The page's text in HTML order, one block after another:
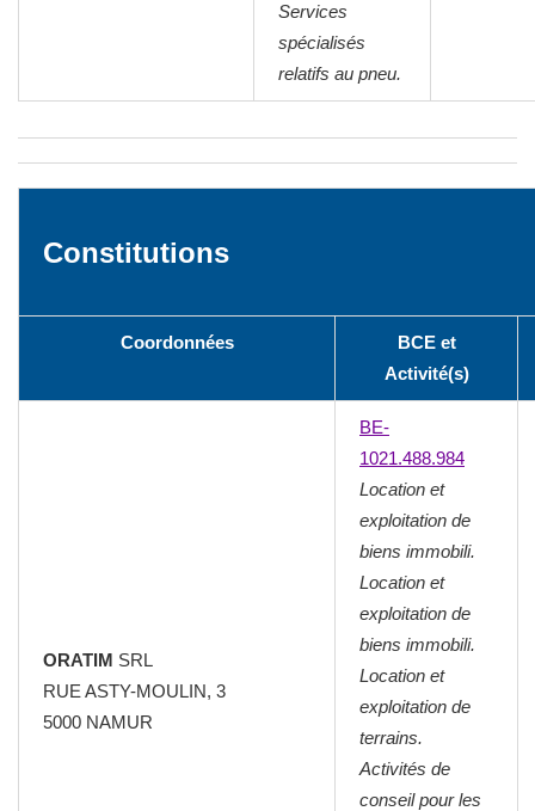
Services
spécialisés
relatifs au pneu.
Constitutions
Coordonnées
BCE et
Activité(s)
ORATIM SRL
RUE ASTY-MOULIN, 3
5000 NAMUR
BE-
1021.488.984
Location et
exploitation de
biens immobili.
Location et
exploitation de
biens immobili.
Location et
exploitation de
terrains.
Activités de
conseil pour les